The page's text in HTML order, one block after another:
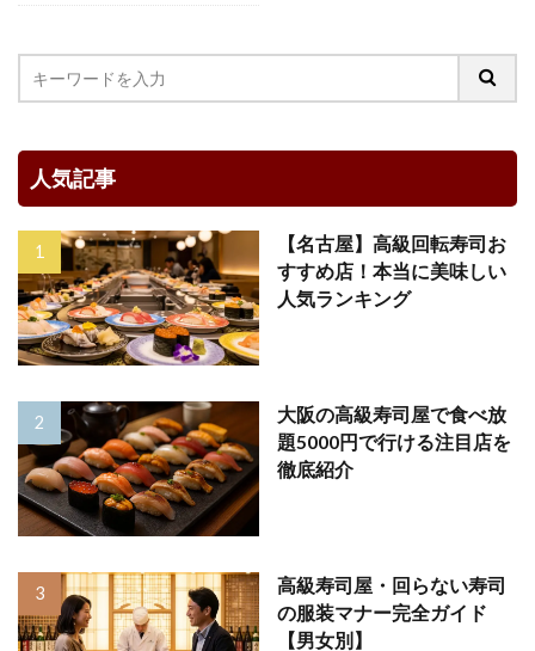
人気記事
【名古屋】高級回転寿司お
すすめ店！本当に美味しい
人気ランキング
大阪の高級寿司屋で食べ放
題5000円で行ける注目店を
徹底紹介
高級寿司屋・回らない寿司
の服装マナー完全ガイド
【男女別】